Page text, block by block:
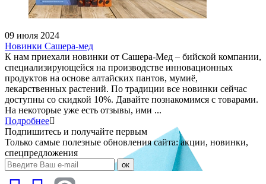
09 июля 2024
Новинки Сашера-мед
К нам приехали новинки от Сашера-Мед – бийской компании,
специализирующейся на производстве инновационных
продуктов на основе алтайских пантов, мумиё,
лекарственных растений. По традиции все новинки сейчас
доступны со скидкой 10%. Давайте познакомимся с товарами.
На некоторые уже есть отзывы, ими ...
Подробнее
Подпишитесь и получайте первым
Только самые полезные обновления сайта: акции, новинки,
спецпредложения
ок